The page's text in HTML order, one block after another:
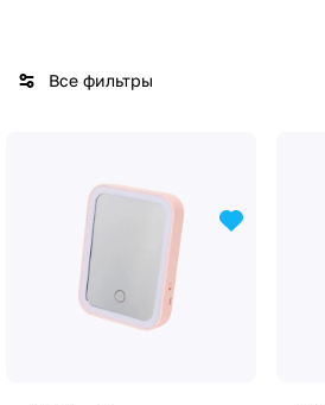
Все фильтры